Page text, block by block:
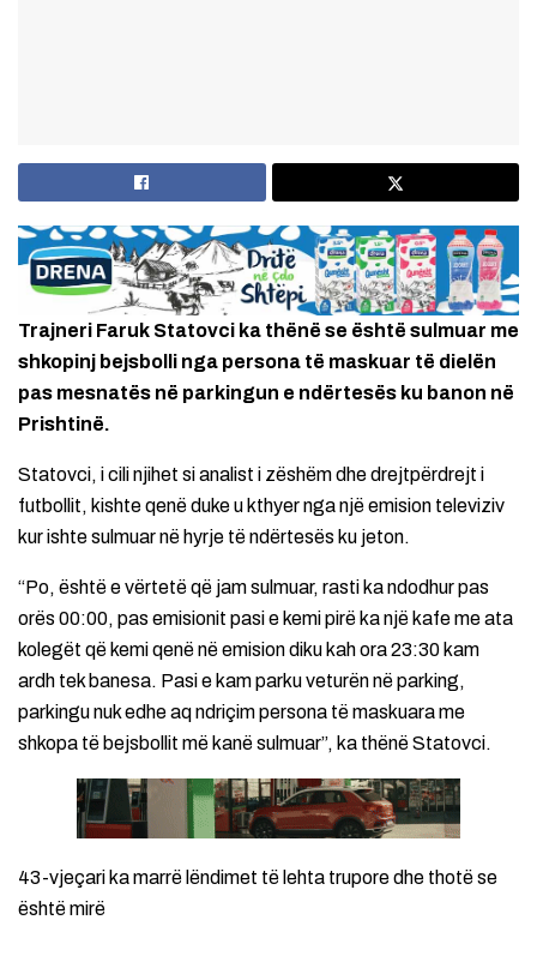
Trajneri Faruk Statovci ka thënë se është sulmuar me
shkopinj bejsbolli nga persona të maskuar të dielën
pas mesnatës në parkingun e ndërtesës ku banon në
Prishtinë.
Statovci, i cili njihet si analist i zëshëm dhe drejtpërdrejt i
futbollit, kishte qenë duke u kthyer nga një emision televiziv
kur ishte sulmuar në hyrje të ndërtesës ku jeton.
“Po, është e vërtetë që jam sulmuar, rasti ka ndodhur pas
orës 00:00, pas emisionit pasi e kemi pirë ka një kafe me ata
kolegët që kemi qenë në emision diku kah ora 23:30 kam
ardh tek banesa. Pasi e kam parku veturën në parking,
parkingu nuk edhe aq ndriçim persona të maskuara me
shkopa të bejsbollit më kanë sulmuar”, ka thënë Statovci.
43-vjeçari ka marrë lëndimet të lehta trupore dhe thotë se
është mirë